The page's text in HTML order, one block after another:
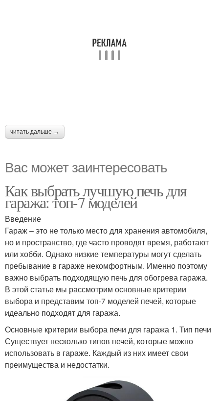
читать дальше →
Вас может заинтересовать
Как выбрать лучшую печь для
гаража: топ-7 моделей
Введение
Гараж – это не только место для хранения автомобиля,
но и пространство, где часто проводят время, работают
или хобби. Однако низкие температуры могут сделать
пребывание в гараже некомфортным. Именно поэтому
важно выбрать подходящую печь для обогрева гаража.
В этой статье мы рассмотрим основные критерии
выбора и представим топ-7 моделей печей, которые
идеально подходят для гаража.
Основные критерии выбора печи для гаража 1. Тип печи
Существует несколько типов печей, которые можно
использовать в гараже. Каждый из них имеет свои
преимущества и недостатки.